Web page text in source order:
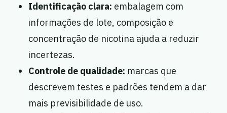
Identificação clara: embalagem com
informações de lote, composição e
concentração de nicotina ajuda a reduzir
incertezas.
Controle de qualidade: marcas que
descrevem testes e padrões tendem a dar
mais previsibilidade de uso.